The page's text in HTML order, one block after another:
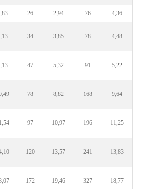
26 2,94 76 4,36
34 3,85 78 4,48
47 5,32 91 5,22
78 8,82 168 9,64
97 10,97 196 11,25
120 13,57 241 13,83
172 19,46 327 18,77